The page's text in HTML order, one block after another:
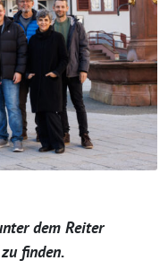
dem Reiter
finden.